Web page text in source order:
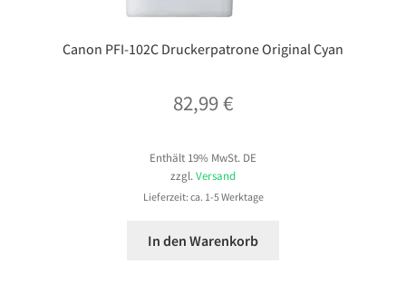
Canon PFI-102C Druckerpatrone Original Cyan
82,99€
Enthält 19% MwSt. DE
zzgl. Versand
Lieferzeit: ca. 1-5 Werktage
In den Warenkorb